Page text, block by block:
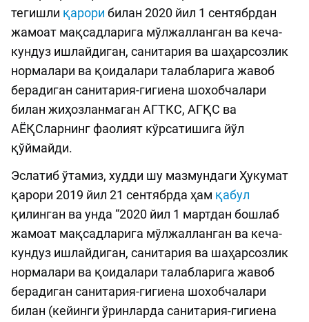
тегишли қарори билан 2020 йил 1 сентябрдан
жамоат мақсадларига мўлжалланган ва кеча-
кундуз ишлайдиган, санитария ва шаҳарсозлик
нормалари ва қоидалари талабларига жавоб
берадиган санитария-гигиена шохобчалари
билан жиҳозланмаган АГТКС, АГҚС ва
АЁҚСларнинг фаолият кўрсатишига йўл
қўймайди.
Эслатиб ўтамиз, худди шу мазмундаги Ҳукумат
қарори 2019 йил 21 сентябрда ҳам қабул
қилинган ва унда “2020 йил 1 мартдан бошлаб
жамоат мақсадларига мўлжалланган ва кеча-
кундуз ишлайдиган, санитария ва шаҳарсозлик
нормалари ва қоидалари талабларига жавоб
берадиган санитария-гигиена шохобчалари
билан (кейинги ўринларда санитария-гигиена